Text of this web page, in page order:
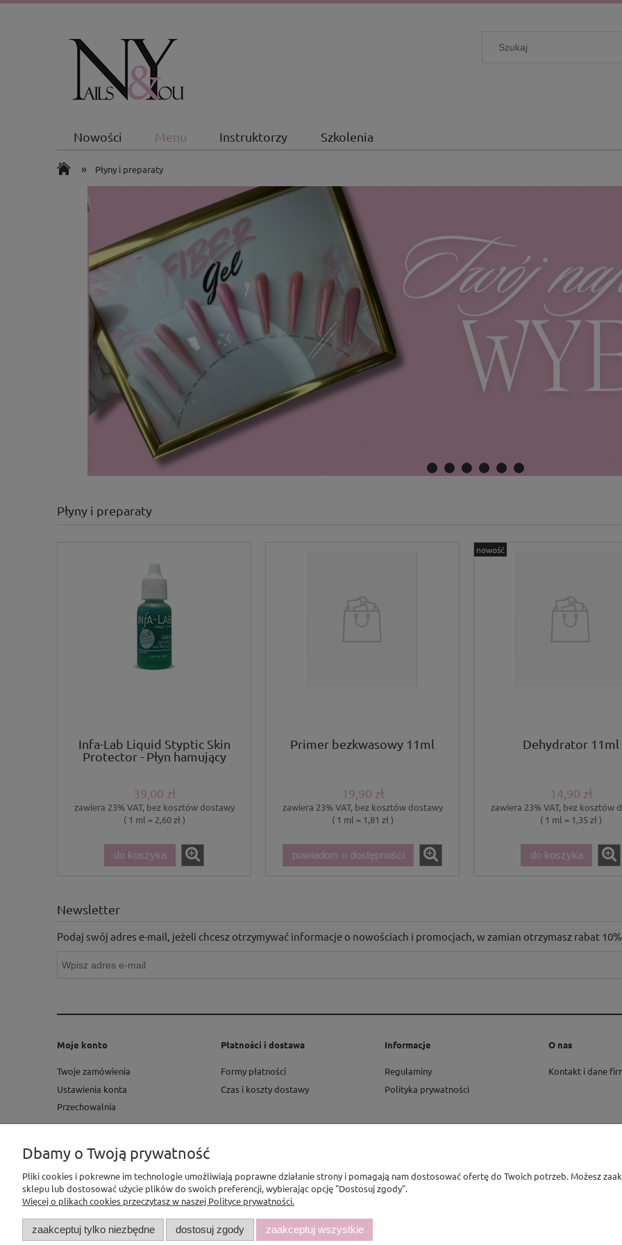
Nowości Menu Instruktorzy Szkolenia
» Płyny i preparaty
Płyny i preparaty
Infa-Lab Liquid Styptic Skin
Protector - Płyn hamujący
39,00 zł
zawiera 23% VAT, bez kosztów dostawy
( 1 ml = 2,60 zł )
do koszyka
Primer bezkwasowy 11ml
19,90 zł
zawiera 23% VAT, bez kosztów dostawy
( 1 ml = 1,81 zł )
powiadom o dostępności
Dehydrator 11ml
14,90 zł
zawiera 23% VAT, bez kosztów
( 1 ml = 1,35 zł )
do koszyka
nowość
Newsletter
Podaj swój adres e-mail, jeżeli chcesz otrzymywać informacje o nowościach i promocjach, w zamian otrzymasz rabat
Moje konto
Twoje zamówienia
Ustawienia konta
Przechowalnia
Płatności i dostawa
Formy płatności
Czas i koszty dostawy
Informacje
Regulaminy
Polityka prywatności
O nas
Kontakt i dane
Dbamy o Twoją prywatność
Pliki cookies i pokrewne im technologie umożliwiają poprawne działanie strony i pomagają nam dostosować ofertę do Twoich potrzeb. Możesz
sklepu lub dostosować użycie plików do swoich preferencji, wybierając opcję "Dostosuj zgody".
Więcej o plikach cookies przeczytasz w naszej Polityce prywatności.
zaakceptuj tylko niezbędne dostosuj zgody zaakceptuj wszystkie